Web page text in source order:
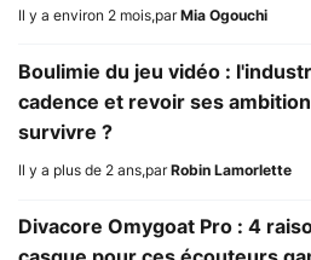
Il y a environ 2 mois,par Mia Ogouchi
Boulimie du jeu vidéo :
cadence et revoir ses
survivre ?
Il y a plus de 2 ans,par Robin Lamorlette
Divacore Omygoat Pro : 4